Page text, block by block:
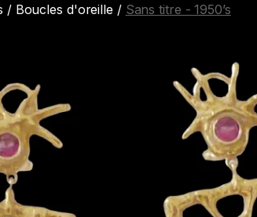
/ Boucles d'oreille/ Sans titre - 1950’s